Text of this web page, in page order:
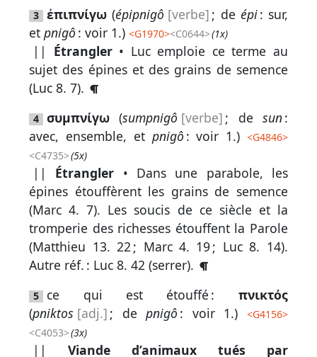
3 ἐπιπνίγω (épipnigô [verbe] ; de épi: sur,
etpnigô : voir 1.)<G1970><C0644>(1x)
|| Étrangler• Luc emploie ce terme au
sujet des épines et des grains de semence
(Luc 8. 7).
4 συμπνίγω (sumpnigô [verbe] ; de sun:
avec, ensemble, et pnigô : voir 1.) <G4846>
<C4735>(5x)
|| Étrangler • Dans une parabole, les
épines étouffèrent les grains de semence
(Marc 4. 7). Les soucis de ce siècle et la
tromperie des richesses étouffent la Parole
(Matthieu 13. 22; Marc 4. 19; Luc 8. 14).
Autre réf. : Luc 8. 42 (serrer).
5 ce qui est étouffé : πνικτός
(pniktos [adj.] ; depnigô : voir 1.) <G4156>
<C4053>(3x)
||Viande d’animaux tués par
par
mot
grec
Infos
complémentaires
Abréviations
Termes
non
retenus
Ouvrages
de
référence